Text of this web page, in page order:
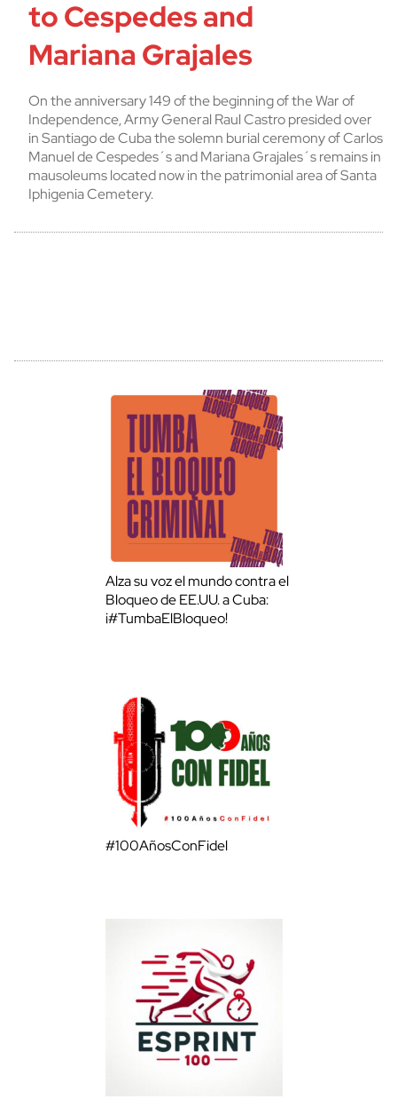
to Cespedes and
Mariana Grajales
On the anniversary 149 of the beginning of the War of
Independence, Army General Raul Castro presided over
in Santiago de Cuba the solemn burial ceremony of Carlos
Manuel de Cespedes´s and Mariana Grajales´s remains in
mausoleums located now in the patrimonial area of Santa
Iphigenia Cemetery.
Alza su voz el mundo contra el
Bloqueo de EE.UU. a Cuba:
¡#TumbaElBloqueo!
#100AñosConFidel